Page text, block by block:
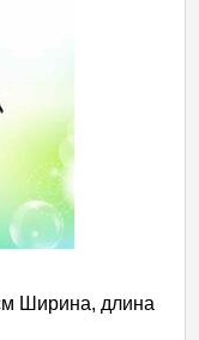
Ширина, длина